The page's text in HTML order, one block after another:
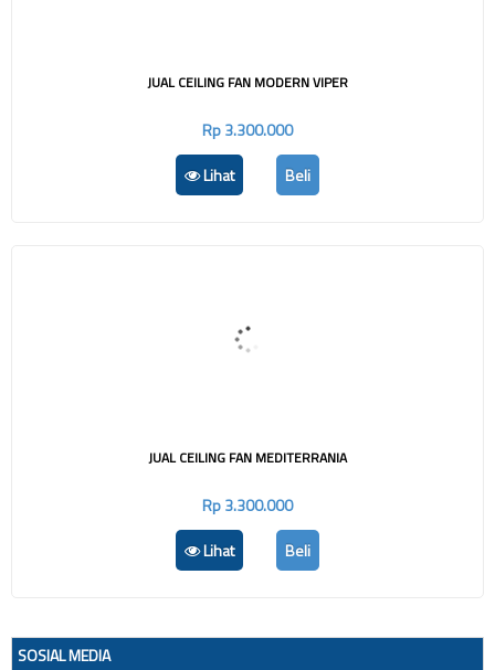
JUAL CEILING FAN MODERN VIPER
Rp 3.300.000
Lihat
Beli
JUAL CEILING FAN MEDITERRANIA
Rp 3.300.000
Lihat
Beli
SOSIAL MEDIA